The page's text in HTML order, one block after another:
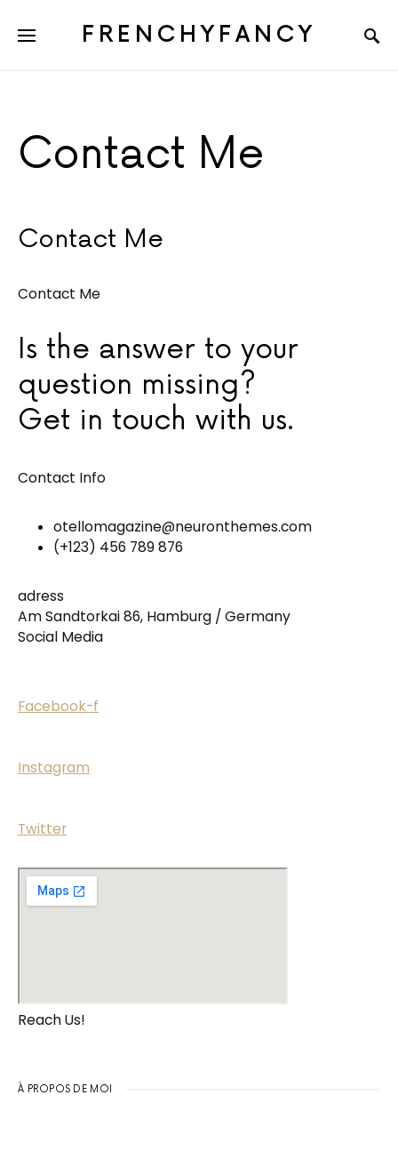
FRENCHYFANCY
Contact Me
Contact Me
Contact Me
Is the answer to your
question missing?
Get in touch with us.
Contact Info
otellomagazine@neuronthemes.com
(+123) 456 789 876
adress
Am Sandtorkai 86, Hamburg / Germany
Social Media
Facebook-f
Instagram
Twitter
Reach Us!
À PROPOS DE MOI